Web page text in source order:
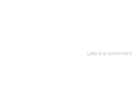
Leave a comment